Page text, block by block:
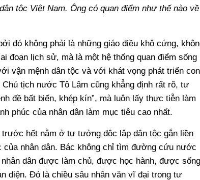
tộc Việt Nam. Ông có quan điểm như thế nào về
đó không phải là những giáo điều khô cứng,
đoạn lịch sử, mà là một hệ thống quan điểm sống
vận mệnh dân tộc và với khát vọng phát triển con
tịch nước Tô Lâm cũng khẳng định rất rõ, tư
đề bất biến, khép kín”, mà luôn lấy thực tiễn làm
phúc của nhân dân làm mục tiêu cao nhất.
hết nằm ở tư tưởng độc lập dân tộc gắn liền
nhân dân. Bác không chỉ tìm đường cứu nước
dân được làm chủ, được học hành, được sống
diện. Đó là chiều sâu nhân văn vĩ đại trong tư